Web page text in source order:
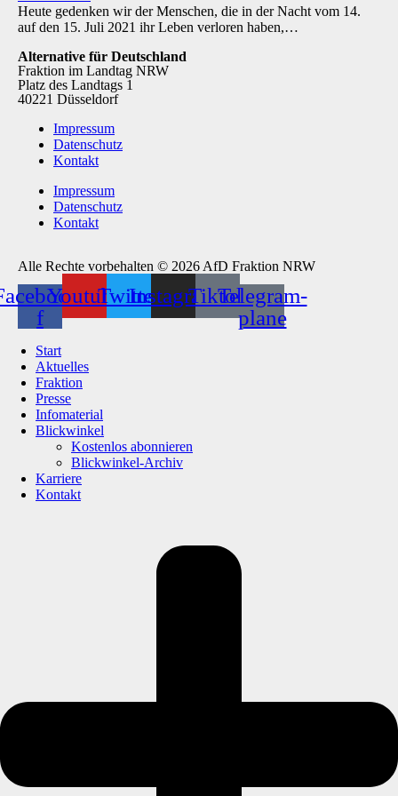
Heute gedenken wir der Menschen, die in der Nacht vom 14.
auf den 15. Juli 2021 ihr Leben verloren haben,…
Alternative für Deutschland
Fraktion im Landtag NRW
Platz des Landtags 1
40221 Düsseldorf
Impressum
Datenschutz
Kontakt
Impressum
Datenschutz
Kontakt
Alle Rechte vorbehalten © 2026 AfD Fraktion NRW
f
YoutubeTwitterInstagramTiktokTelegram-
plane
Start
Aktuelles
Fraktion
Presse
Infomaterial
Blickwinkel
Kostenlos abonnieren
Blickwinkel-Archiv
Karriere
Kontakt